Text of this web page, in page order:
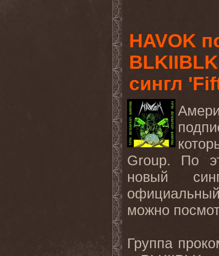
HAVOK
сингл
Group. По
новый
можно
Группа